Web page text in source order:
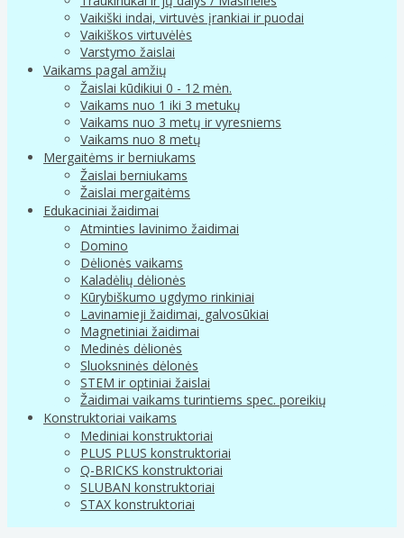
Vaikiški indai, virtuvės įrankiai ir puodai
Vaikiškos virtuvėlės
Varstymo žaislai
Vaikams pagal amžių
Žaislai kūdikiui 0 - 12 mėn.
Vaikams nuo 1 iki 3 metukų
Vaikams nuo 3 metų ir vyresniems
Vaikams nuo 8 metų
Mergaitėms ir berniukams
Žaislai berniukams
Žaislai mergaitėms
Edukaciniai žaidimai
Atminties lavinimo žaidimai
Domino
Dėlionės vaikams
Kaladėlių dėlionės
Kūrybiškumo ugdymo rinkiniai
Lavinamieji žaidimai, galvosūkiai
Magnetiniai žaidimai
Medinės dėlionės
Sluoksninės dėlonės
STEM ir optiniai žaislai
Žaidimai vaikams turintiems spec. poreikių
Konstruktoriai vaikams
Mediniai konstruktoriai
PLUS PLUS konstruktoriai
Q-BRICKS konstruktoriai
SLUBAN konstruktoriai
STAX konstruktoriai